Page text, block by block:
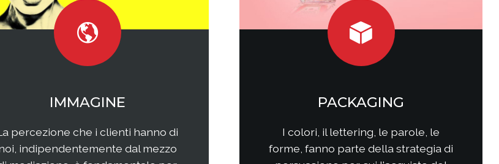
WEB MARKETING
Il web continua ad essere una
frontiera non facilmente
SOCIAL MEDIA
Come questi nuovi media